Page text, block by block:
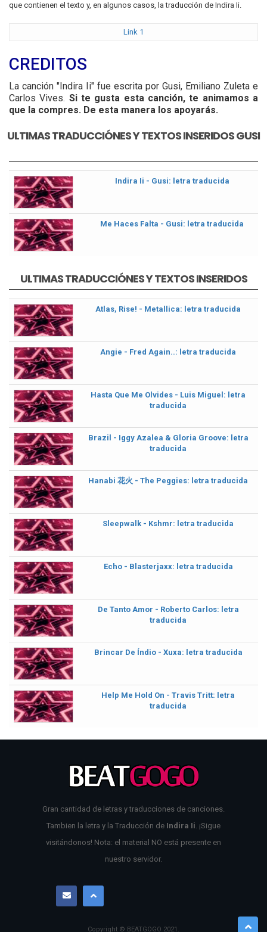
que contienen el texto y, en algunos casos, la traducción de Indira Ii.
Link 1
CREDITOS
La canción "Indira Ii" fue escrita por Gusi, Emiliano Zuleta e
Carlos Vives. Si te gusta esta canción, te animamos a
que la compres. De esta manera los apoyarás.
ULTIMAS TRADUCCIÓNES Y TEXTOS INSERIDOS GUSI
Indira Ii - Gusi: letra traducida
Me Haces Falta - Gusi: letra traducida
ULTIMAS TRADUCCIÓNES Y TEXTOS INSERIDOS
Atlas, Rise! - Metallica: letra traducida
Angie - Fred Again..: letra traducida
Hasta Que Me Olvides - Luis Miguel: letra
traducida
Brazil - Iggy Azalea & Gloria Groove: letra
traducida
Hanabi 花火 - The Peggies: letra traducida
Sleepwalk - Kshmr: letra traducida
Echo - Blasterjaxx: letra traducida
De Tanto Amor - Roberto Carlos: letra
traducida
Brincar De Índio - Xuxa: letra traducida
Help Me Hold On - Travis Tritt: letra
traducida
Gran cantidad de letras y traducciones de canciones.
Tambien la letra y la Traducción de Indira Ii. ¡Sigue
visitándonos! Nota: el material NO está presente en
nuestro servidor.
Copyright © BEATGOGO 2021 .